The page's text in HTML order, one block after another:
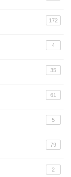
172
4
35
61
5
79
2